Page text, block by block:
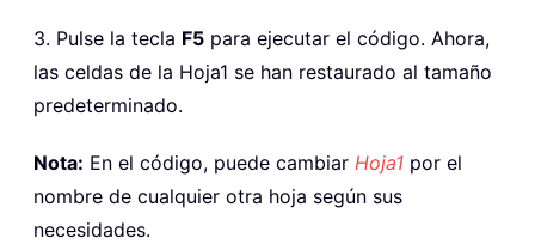
3. Pulse la tecla F5 para ejecutar el código. Ahora,
las celdas de la Hoja1 se han restaurado al tamaño
predeterminado.
Nota: En el código, puede cambiar Hoja1 por el
nombre de cualquier otra hoja según sus
necesidades.